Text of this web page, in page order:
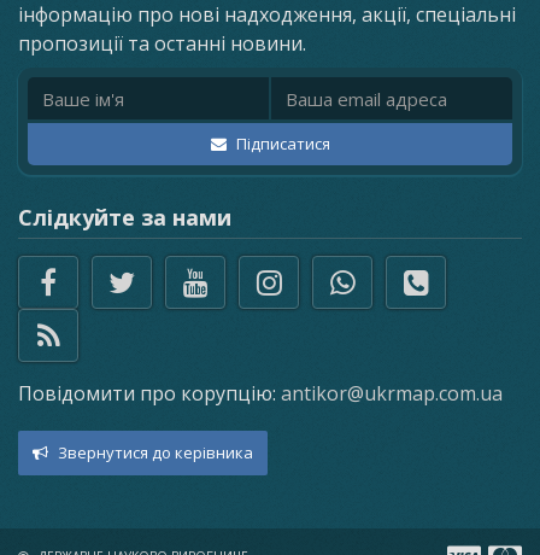
×
інформацію про нові надходження, акції, спеціальні
пропозиції та останні новини.
Ім'я Email адреса
Підписатися
Слідкуйте за нами
Повідомити про корупцію: antikor@ukrmap.com.ua
Звернутися до керівника